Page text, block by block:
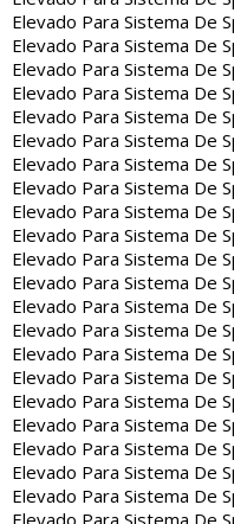
Elevado Para Sistema De
Elevado Para Sistema De
Elevado Para Sistema De
Elevado Para Sistema De
Elevado Para Sistema De
Elevado Para Sistema De
Elevado Para Sistema De
Elevado Para Sistema De
Elevado Para Sistema De
Elevado Para Sistema De
Elevado Para Sistema De
Elevado Para Sistema De
Elevado Para Sistema De
Elevado Para Sistema De
Elevado Para Sistema De
Elevado Para Sistema De
Elevado Para Sistema De
Elevado Para Sistema De
Elevado Para Sistema De
Elevado Para Sistema De
Elevado Para Sistema De